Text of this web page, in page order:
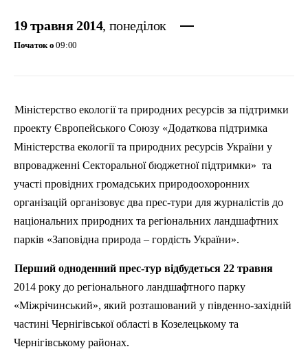
19 травня 2014, понеділок
Початок о 09:00
Міністерство екології та природних ресурсів за підтримки
проекту Європейського Союзу «Додаткова підтримка
Міністерства екології та природних ресурсів України у
впровадженні Секторальної бюджетної підтримки» та
участі провідних громадських природоохоронних
організацій організовує два прес-тури для журналістів до
національних природних та регіональних ландшафтних
парків «Заповідна природа – гордість України».
Перший одноденний прес-тур відбудеться 22 травня
2014 року до регіонального ландшафтного парку
«Міжрічинський», який розташований у південно-західній
частині Чернігівської області в Козелецькому та
Чернігівському районах.